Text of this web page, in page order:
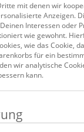
mit denen wir
Anzeigen.
Interessen oder
wie gewohnt.
wie das Cookie,
für ein
wir analytische
kann.